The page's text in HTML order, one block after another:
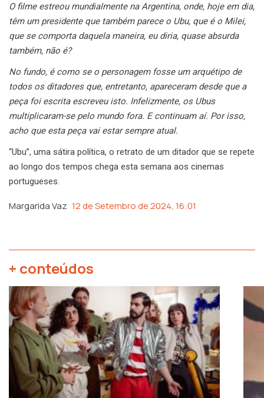
O filme estreou mundialmente na Argentina, onde, hoje em dia,
têm um presidente que também parece o Ubu, que é o Milei,
que se comporta daquela maneira, eu diria, quase absurda
também, não é?
No fundo, é como se o personagem fosse um arquétipo de
todos os ditadores que, entretanto, apareceram desde que a
peça foi escrita escreveu isto. Infelizmente, os Ubus
multiplicaram-se pelo mundo fora. E continuam aí. Por isso,
acho que esta peça vai estar sempre atual.
“Ubu”, uma sátira política, o retrato de um ditador que se repete
ao longo dos tempos chega esta semana aos cinemas
portugueses.
Margarida Vaz 12 de Setembro de 2024, 16:01
+ conteúdos